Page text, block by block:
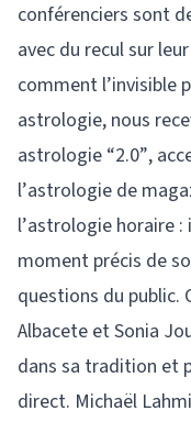
conférenciers sont
avec du recul sur
comment l’invisible
astrologie, nous
astrologie “2.0”,
l’astrologie de
l’astrologie horaire
moment précis de
questions du public.
Albacete et Sonia
dans sa tradition et
direct. Michaël